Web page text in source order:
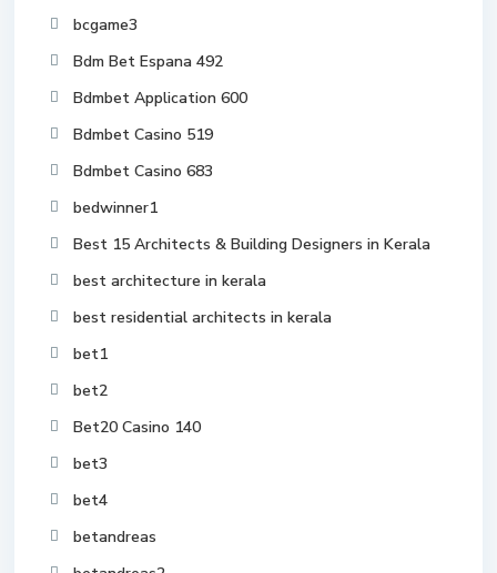
bcgame3
Bdm Bet Espana 492
Bdmbet Application 600
Bdmbet Casino 519
Bdmbet Casino 683
bedwinner1
Best 15 Architects & Building Designers in Kerala
best architecture in kerala
best residential architects in kerala
bet1
bet2
Bet20 Casino 140
bet3
bet4
betandreas